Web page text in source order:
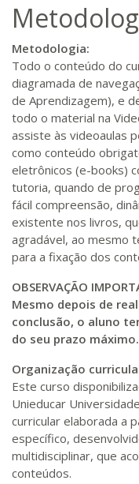
Metodologia:
Todo o conteúdo do
diagramada de
de Aprendizagem), e
todo o material na
assiste às videoaulas
como conteúdo
eletrônicos (e-books)
tutoria, quando de
fácil compreensão,
existente nos livros,
agradável, ao mesmo
para a fixação dos
OBSERVAÇÃO
Mesmo depois de
conclusão, o aluno
do seu prazo máximo.
Organização
Este curso
Unieducar
curricular elaborada a
específico,
multidisciplinar, que
conteúdos.